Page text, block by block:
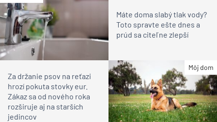
Máte doma slabý tlak vody?
Toto spravte ešte dnes a
prúd sa citeľne zlepší
Môj dom
Za držanie psov na reťazi
hrozí pokuta stovky eur.
Zákaz sa od nového roka
rozširuje aj na starších
jedincov